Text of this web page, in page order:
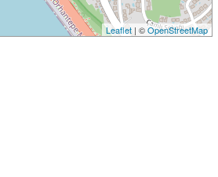
Leaflet| ©OpenStreetMap